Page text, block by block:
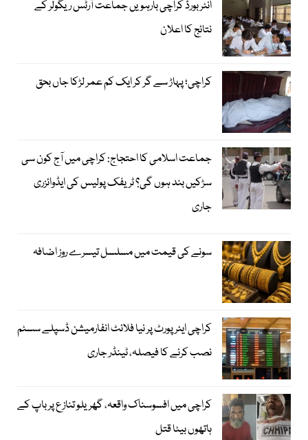
انٹر بورڈ کراچی بارہویں جماعت آرٹس ریگولر کے
نتائج کا اعلان
کراچی؛ پہاڑ سے گر کر ایک کم عمر لڑکا جاں بحق
جماعت اسلامی کا احتجاج: کراچی میں آج کون سی
سڑکیں بند ہوں گی؟ ٹریفک پولیس کی ایڈوائزری
جاری
سونے کی قیمت میں مسلسل تیسرے روز اضافہ
کراچی ایئرپورٹ پر نیا فلائٹ انفارمیشن ڈسپلے سسٹم
نصب کرنے کا فیصلہ، ٹینڈر جاری
کراچی میں افسوسناک واقعہ، گھریلو تنازع پر باپ کے
ہاتھوں بیٹا قتل